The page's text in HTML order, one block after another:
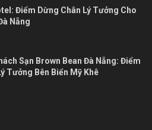
Điểm Dừng Chân Lý Tưởng Cho
Nẵng
Sạn Brown Bean Đà Nẵng: Điểm
Tưởng Bên Biển Mỹ Khê